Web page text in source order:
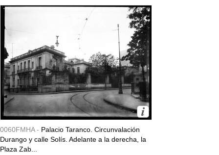
0060FMHA - Palacio Taranco. Circunvalación
Durango y calle Solís. Adelante a la derecha, la
Plaza Zab...